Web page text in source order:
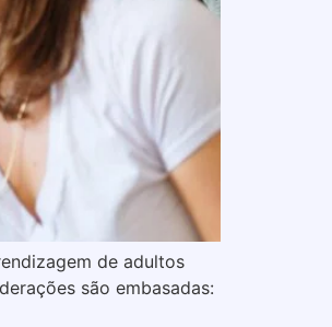
de adultos
são embasadas: